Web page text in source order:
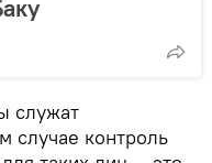
служат
случае контроль